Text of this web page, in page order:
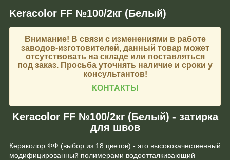
Keracolor FF №100/2кг (Белый)
Внимание! В связи с изменениями в работе
заводов-изготовителей, данный товар может
отсутствовать на складе или поставляться
под заказ. Просьба уточнять наличие и сроки у
консультантов!
КОНТАКТЫ
Keracolor FF №100/2кг (Белый) - затирка
для швов
Кераколор ФФ (выбор из 18 цветов) - это высококачественный
модифицированный полимерами водоотталкивающий